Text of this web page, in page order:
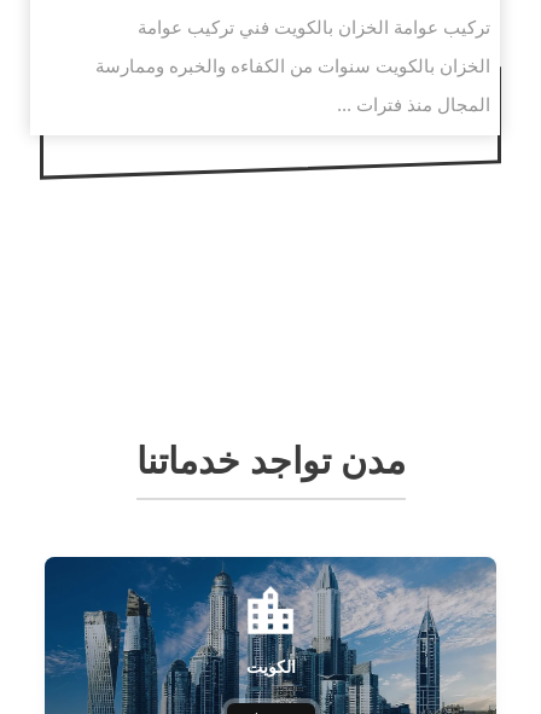
تركيب عوامة الخزان بالكويت فني تركيب عوامة
الخزان بالكويت سنوات من الكفاءه والخبره وممارسة
المجال منذ فترات ...
مدن تواجد خدماتنا
الكويت